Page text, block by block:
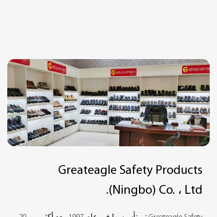
Greateagle Safety Products
(Ningbo) Co. ، Ltd.